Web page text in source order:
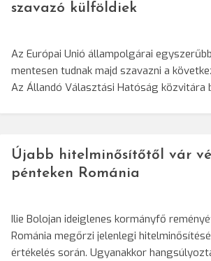
szavazó külföldiek
Az Európai Unió állampolgárai
mentesen tudnak majd szavazni a
Az Állandó Választási Hatóság
Újabb hitelminősítőtől vár
pénteken Románia
Ilie Bolojan ideiglenes kormányfő
Románia megőrzi jelenlegi
értékelés során. Ugyanakkor